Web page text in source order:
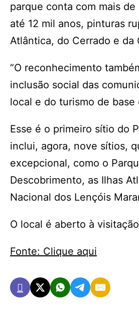
parque conta com mais
até 12 mil anos, pinturas
Atlântica, do Cerrado e da
“O reconhecimento
inclusão social das
local e do turismo de base
Esse é o primeiro sítio do
inclui, agora, nove sítios,
excepcional, como o
Descobrimento, as Ilhas
Nacional dos Lençóis
O local é aberto à
Fonte: Clique aqui